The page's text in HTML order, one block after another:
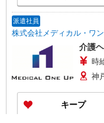
派遣社員
株式会社メディカル・ワ
介護
時
神
キープ